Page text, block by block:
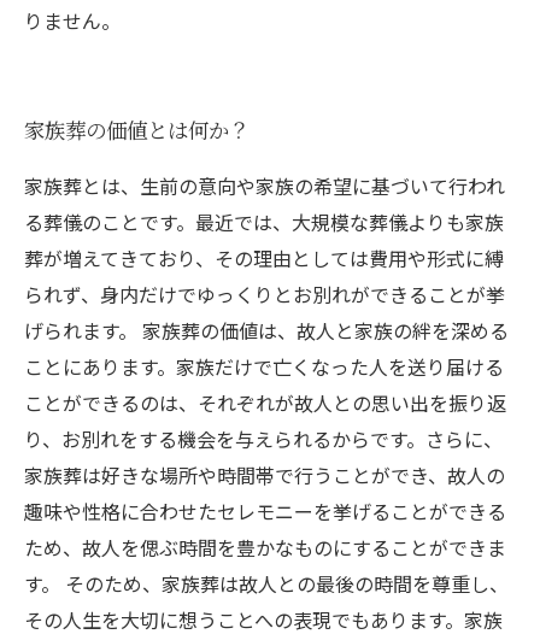
りません。
家族葬の価値とは何か？
家族葬とは、生前の意向や家族の希望に基づいて行われ
る葬儀のことです。最近では、大規模な葬儀よりも家族
葬が増えてきており、その理由としては費用や形式に縛
られず、身内だけでゆっくりとお別れができることが挙
げられます。 家族葬の価値は、故人と家族の絆を深める
ことにあります。家族だけで亡くなった人を送り届ける
ことができるのは、それぞれが故人との思い出を振り返
り、お別れをする機会を与えられるからです。さらに、
家族葬は好きな場所や時間帯で行うことができ、故人の
趣味や性格に合わせたセレモニーを挙げることができる
ため、故人を偲ぶ時間を豊かなものにすることができま
す。 そのため、家族葬は故人との最後の時間を尊重し、
その人生を大切に想うことへの表現でもあります。家族